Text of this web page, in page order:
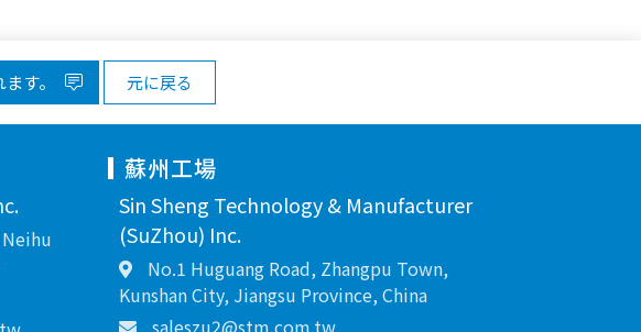
す。 元に戻る
蘇州工場
Sin Sheng Technology & Manufacturer
(SuZhou) Inc.
No.1 Huguang Road, Zhangpu Town,
Kunshan City, Jiangsu Province, China
saleszu2@stm.com.tw